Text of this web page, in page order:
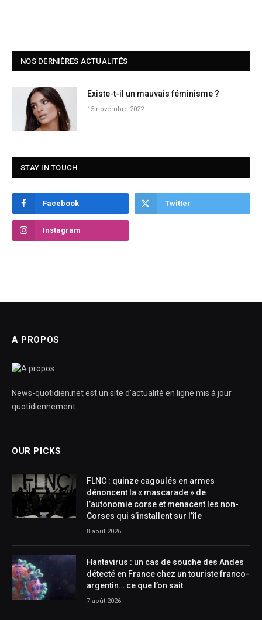
NOS DERNIÈRES ACTUALITÉS
Existe-t-il un mauvais féminisme ?
15 novembre 2022
STAY IN TOUCH
Facebook Twitter
Instagram
A PROPOS
News-quotidien.net est un site d'actualité en ligne mis à jour
quotidiennement.
OUR PICKS
FLNC : quinze cagoulés en armes
dénoncent la « mascarade » de
l’autonomie corse et menacent les non-
Corses qui s’installent sur l’île
8 août 2026
Hantavirus : un cas de souche des Andes
détecté en France chez un touriste franco-
argentin… ce que l’on sait
7 août 2026